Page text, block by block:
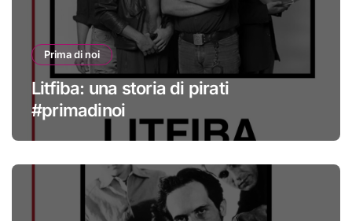
Prima di noi
Litfiba: una storia di pirati
#primadinoi